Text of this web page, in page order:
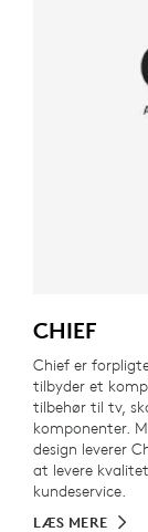
CHIEF
Chief er
tilbyder et
tilbehør til tv,
komponenter.
design leverer
at levere
kundeservice.
LÆS MERE